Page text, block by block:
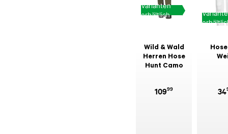
Varianten
erhältlich
Wild & Wald
Herren Hose
Hunt Camo
10999 34